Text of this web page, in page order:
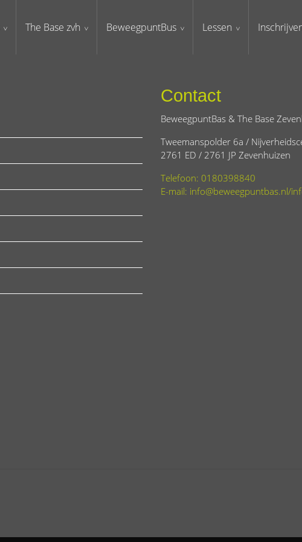
The Base zvh BeweegpuntBus Lessen
Contact
BeweegpuntBas & The Base
Tweemanspolder 6a /
2761 ED / 2761 JP Zevenhuizen
Telefoon: 0180398840
E-mail: info@beweegpuntbas.nl/